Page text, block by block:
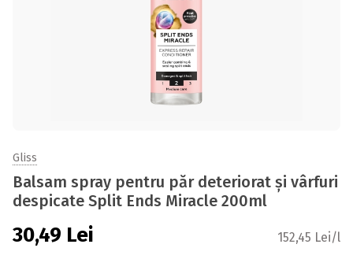
Gliss
Balsam spray pentru păr deteriorat și vârfuri
despicate Split Ends Miracle 200ml
30,49 Lei 152,45 Lei/l